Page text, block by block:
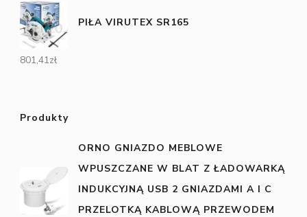
PIŁA VIRUTEX SR165
801,41zł
Produkty
ORNO GNIAZDO MEBLOWE
WPUSZCZANE W BLAT Z ŁADOWARKĄ
INDUKCYJNĄ USB 2 GNIAZDAMI A I C
PRZELOTKĄ KABLOWĄ PRZEWODEM